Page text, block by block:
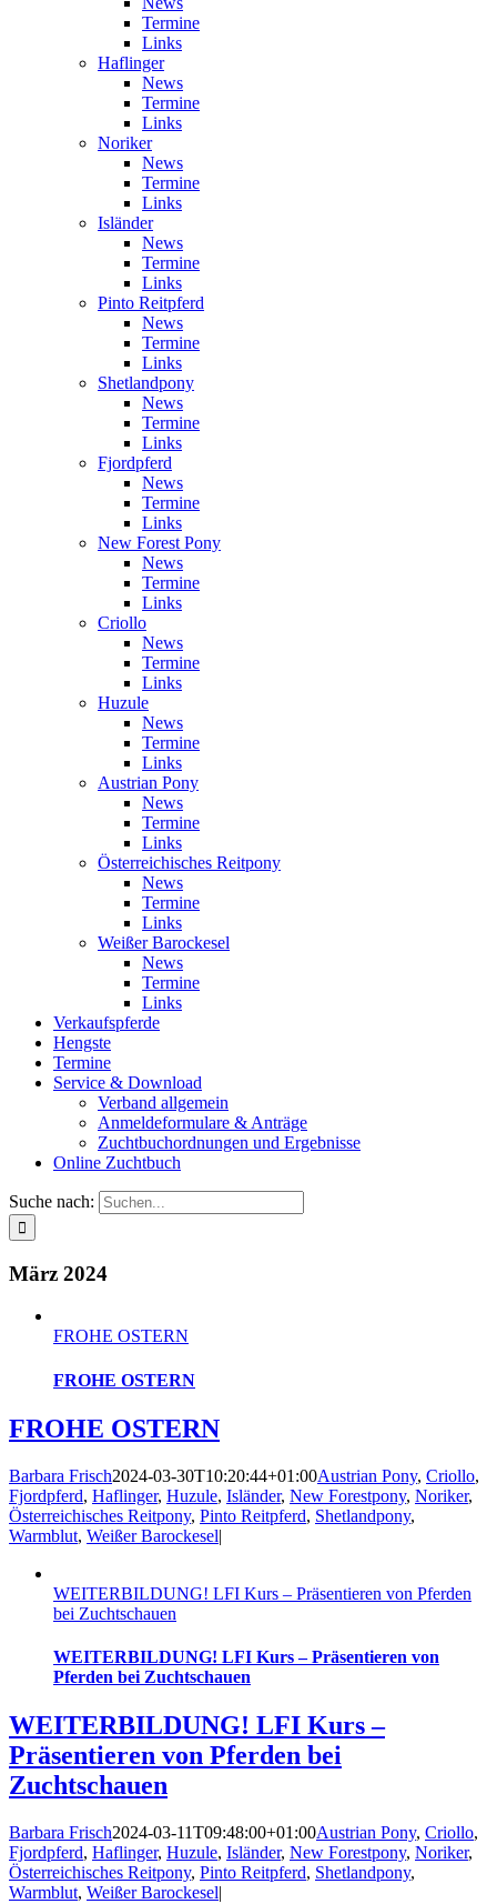
Termine
Links
Haflinger
News
Termine
Links
Noriker
News
Termine
Links
Isländer
News
Termine
Links
Pinto Reitpferd
News
Termine
Links
Shetlandpony
News
Termine
Links
Fjordpferd
News
Termine
Links
New Forest Pony
News
Termine
Links
Criollo
News
Termine
Links
Huzule
News
Termine
Links
Austrian Pony
News
Termine
Links
Österreichisches Reitpony
News
Termine
Links
Weißer Barockesel
News
Termine
Links
Verkaufspferde
Hengste
Termine
Service & Download
Verband allgemein
Anmeldeformulare & Anträge
Zuchtbuchordnungen und Ergebnisse
Online Zuchtbuch
Suche nach:
März 2024
FROHE OSTERN
FROHE OSTERN
FROHE OSTERN
Barbara Frisch2024-03-30T10:20:44+01:00Austrian Pony, Criollo,
Fjordpferd, Haflinger, Huzule, Isländer, New Forestpony, Noriker,
Österreichisches Reitpony, Pinto Reitpferd, Shetlandpony,
Warmblut, Weißer Barockesel|
WEITERBILDUNG! ­LFI Kurs – Präsentieren von Pferden
bei Zuchtschauen
WEITERBILDUNG! ­LFI Kurs – Präsentieren von
Pferden bei Zuchtschauen
WEITERBILDUNG! ­LFI Kurs –
Präsentieren von Pferden bei
Zuchtschauen
Barbara Frisch2024-03-11T09:48:00+01:00Austrian Pony, Criollo,
Fjordpferd, Haflinger, Huzule, Isländer, New Forestpony, Noriker,
Österreichisches Reitpony, Pinto Reitpferd, Shetlandpony,
Warmblut, Weißer Barockesel|